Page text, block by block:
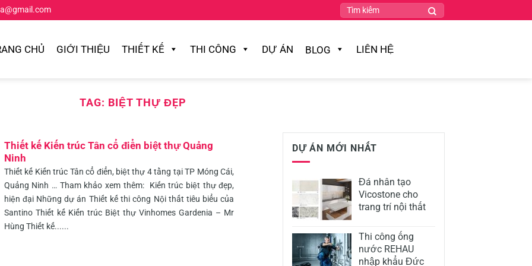
CHỦ GIỚI THIỆU THIẾT KẾ THI CÔNG DỰ ÁN BLOG LIÊN HỆ
TAG: BIỆT THỰ ĐẸP
Thiết kế Kiến trúc Tân cổ điển biệt thự Quảng
Ninh
Thiết kế Kiến trúc Tân cổ điển, biệt thự 4 tầng tại TP Móng Cái,
Quảng Ninh … Tham khảo xem thêm: Kiến trúc biệt thự đẹp,
hiện đại Những dự án Thiết kế thi công Nội thất tiêu biểu của
Santino Thiết kế Kiến trúc Biệt thự Vinhomes Gardenia – Mr
Hùng Thiết kế......
DỰ ÁN MỚI NHẤT
Đá nhân tạo
Vicostone cho
trang trí nội thất
Thi công ống
nước REHAU
nhập khẩu Đức